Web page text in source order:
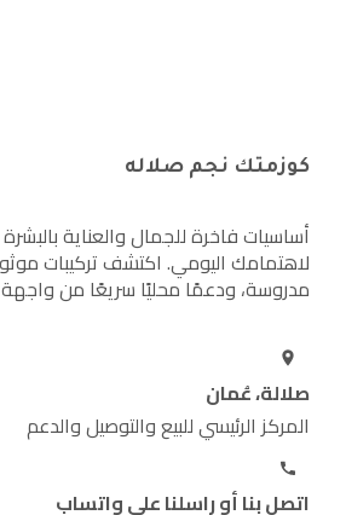
كوزمتك نجم صلاله
أساسيات فاخرة للجمال والعناية
لاهتمامك اليومي. اكتشف تركيبات
مدروسة، ودعمًا محليًا سريعًا من
صلالة، عُمان
المركز الرئيسي للبيع والتوصيل والدعم
اتصل بنا أو راسلنا على واتساب